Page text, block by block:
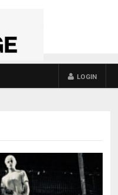
LOGIN